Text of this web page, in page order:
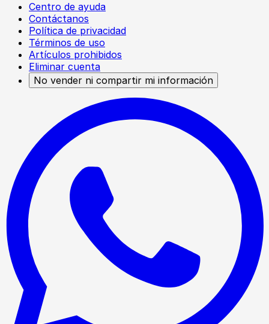
Centro de ayuda
Contáctanos
Política de privacidad
Términos de uso
Artículos prohibidos
Eliminar cuenta
No vender ni compartir mi información